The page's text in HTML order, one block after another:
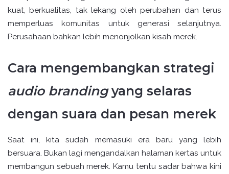
kuat, berkualitas, tak lekang oleh perubahan dan terus
memperluas komunitas untuk generasi selanjutnya.
Perusahaan bahkan lebih menonjolkan kisah merek.
Cara mengembangkan strategi
audio brandingyang selaras
dengan suara dan pesan merek
Saat ini, kita sudah memasuki era baru yang lebih
bersuara. Bukan lagi mengandalkan halaman kertas untuk
membangun sebuah merek. Kamu tentu sadar bahwa kini